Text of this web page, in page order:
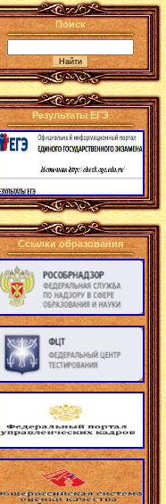
Поиск
Результаты ЕГЭ
Ссылки образования